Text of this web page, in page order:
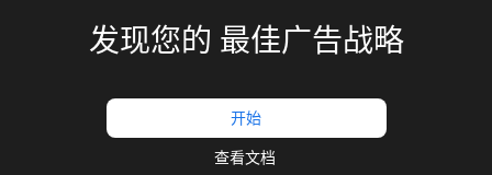
发现您的 最佳广告战略
开始
查看文档